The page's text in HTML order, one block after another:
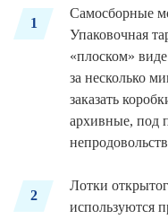
1
Самосборные
Упаковочная
«плоском»
за несколько
заказать
архивные, под
2
Лотки
используются